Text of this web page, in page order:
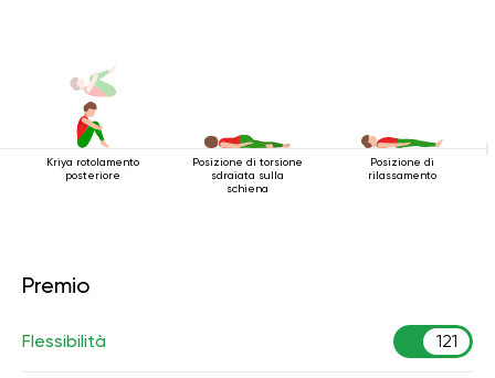
Kriya rotolamento
posteriore
Posizione di torsione
sdraiata sulla
schiena
Posizione di
rilassamento
Premio
Flessibilità 121